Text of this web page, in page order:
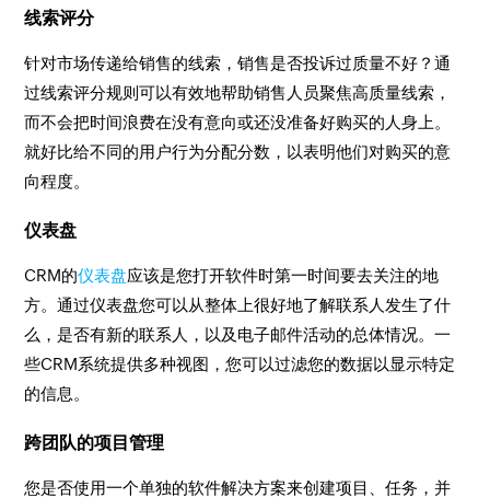
线索评分
针对市场传递给销售的线索，销售是否投诉过质量不好？通
过线索评分规则可以有效地帮助销售人员聚焦高质量线索，
而不会把时间浪费在没有意向或还没准备好购买的人身上。
就好比给不同的用户行为分配分数，以表明他们对购买的意
向程度。
仪表盘
CRM的仪表盘应该是您打开软件时第一时间要去关注的地
方。通过仪表盘您可以从整体上很好地了解联系人发生了什
么，是否有新的联系人，以及电子邮件活动的总体情况。一
些CRM系统提供多种视图，您可以过滤您的数据以显示特定
的信息。
跨团队的项目管理
您是否使用一个单独的软件解决方案来创建项目、任务，并